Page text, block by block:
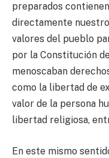
preparados
directamente
valores del pueblo
por la Constitución
menoscaban
como la libertad de
valor de la persona
libertad religiosa,
En este mismo